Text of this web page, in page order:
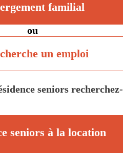
familial
ou
un emploi
seniors recherchez-
seniors à la location